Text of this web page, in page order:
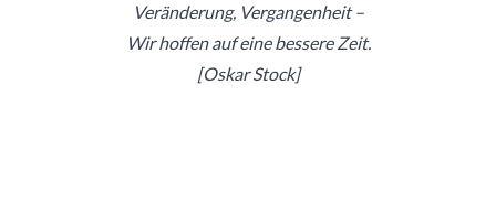
Veränderung, Vergangenheit –
Wir hoffen auf eine bessere Zeit.
[Oskar Stock]